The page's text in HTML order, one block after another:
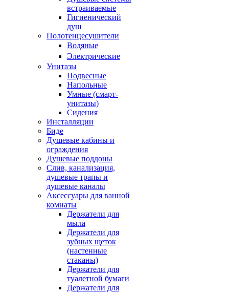
встраиваемые
Гигиенический
душ
Полотенцесушители
ㅤВодяные
ㅤЭлектрические
Унитазы
Подвесные
Напольные
Умные (смарт-
унитазы)
Сидения
Инсталляции
Биде
Душевые кабины и
ограждения
Душевые поддоны
Слив, канализация,
душевые трапы и
душевые каналы
Аксессуары для ванной
комнаты
Держатели для
мыла
Держатели для
зубных щеток
(настенные
стаканы)
Держатели для
туалетной бумаги
Держатели для